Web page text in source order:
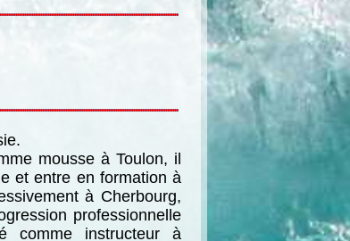
mousse à Toulon, il
et entre en formation à
à Cherbourg,
professionnelle
comme instructeur à